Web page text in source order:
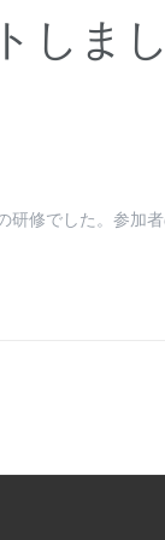
まし
修でした。参加者